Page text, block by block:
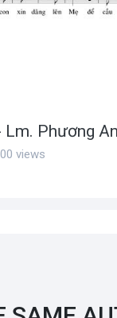
Lm. Phương
views